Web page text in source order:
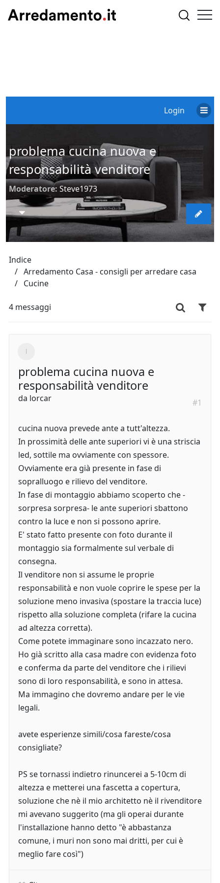
Login
problema cucina nuova e
responsabilità venditore
Moderatore: Steve1973
Indice
Arredamento Casa - consigli per arredare casa
Cucine
4 messaggi
problema cucina nuova e
responsabilità venditore
#1
da lorcar
cucina nuova prevede ante a tutt'altezza.
In prossimità delle ante superiori vi è una striscia
led, sottile ma ovviamente con spessore.
Ovviamente era già presente in fase di
sopralluogo e rilievo del venditore.
In fase di montaggio abbiamo scoperto che -
sorpresa sorpresa- le ante superiori sbattono
contro la luce e non si possono aprire.
E' stato fatto presente con foto durante il
montaggio sia formalmente sul verbale di
consegna.
Il venditore non si assume le proprie
responsabilità e non vuole coprire le spese per la
soluzione meno invasiva (spostare la traccia luce)
rispetto alla soluzione completa (rifare la cucina
ad altezza corretta).
Come potete immaginare sono incazzato nero.
Ho già scritto alla casa madre con evidenza foto
e conferma da parte del venditore che i rilievi
sono di loro responsabilità, e sono in attesa.
Ma immagino che dovremo andare per le vie
legali.
avete esperienze simili/cosa fareste/cosa
consigliate?
PS se tornassi indietro rinuncerei a 5-10cm di
altezza e metterei una fascetta a copertura,
soluzione che nè il mio architetto nè il rivenditore
mi avevano suggerito (ma gli operai durante
l'installazione hanno detto "è abbastanza
comune, i muri non sono mai dritti, per cui è
meglio fare così")